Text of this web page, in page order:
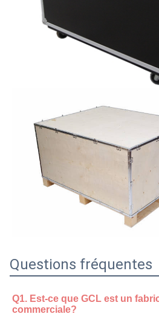
Questions fréquentes
Q1. Est-ce que GCL est un
commerciale?